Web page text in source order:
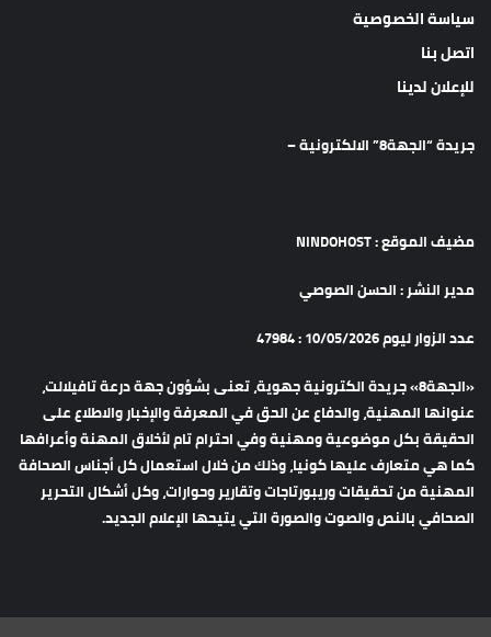
سياسة الخصوصية
اتصل بنا
للإعلان لدينا
جريدة “الجهة8” الالكترونية –
مضيف الموقع : NINDOHOST
مدير النشر : الحسن الصوصي
عدد الزوار ليوم 10/05/2026 : 47984
«الجهة8» جريدة الكترونية جهوية، تعنى بشؤون جهة درعة تافيلالت،
عنوانها المهنية، والدفاع عن الحق في المعرفة والإخبار والاطلاع على
الحقيقة بكل موضوعية ومهنية وفي احترام تام لأخلاق المهنة وأعرافها
كما هي متعارف عليها كونيا، وذلك من خلال استعمال كل أجناس الصحافة
المهنية من تحقيقات وريبورتاجات وتقارير وحوارات، وكل أشكال التحرير
الصحافي بالنص والصوت والصورة التي يتيحها الإعلام الجديد.